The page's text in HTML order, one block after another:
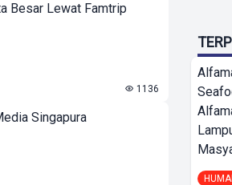
Besar Lewat Famtrip
1136
Singapura